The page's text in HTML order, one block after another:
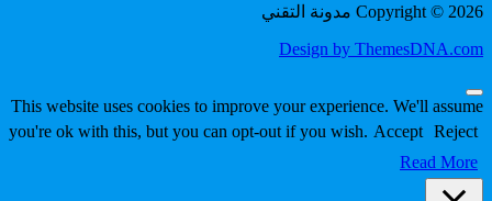
Copyright © 2026 مدونة التقني
Design by ThemesDNA.com
Scroll
to
Top
This website uses cookies to improve your experience. We'll assume
you're ok with this, but you can opt-out if you wish. Accept Reject
Read More